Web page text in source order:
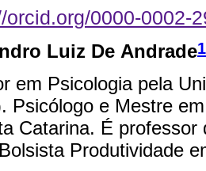
orcid.org/0000-0002-
Luiz De Andrade1
em Psicologia pela
Psicólogo e Mestre
Catarina. É
Produtividade